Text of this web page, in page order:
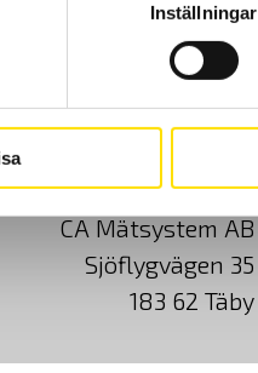
Inställningar
CA Mätsystem AB
Sjöflygvägen 35
183 62 Täby